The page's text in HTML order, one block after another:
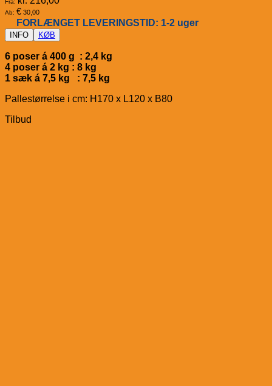
Ab: € 30,00
FORLÆNGET LEVERINGSTID: 1-2 uger
INFO KØB
6 poser á 400 g : 2,4 kg
4 poser á 2 kg : 8 kg
1 sæk á 7,5 kg : 7,5 kg
Pallestørrelse i cm: H170 x L120 x B80
Tilbud